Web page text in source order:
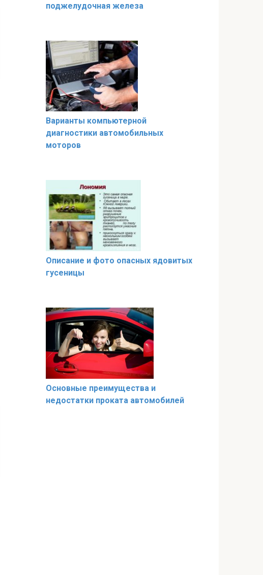
поджелудочная железа
Варианты компьютерной
диагностики автомобильных
моторов
Описание и фото опасных ядовитых
гусеницы
Основные преимущества и
недостатки проката автомобилей